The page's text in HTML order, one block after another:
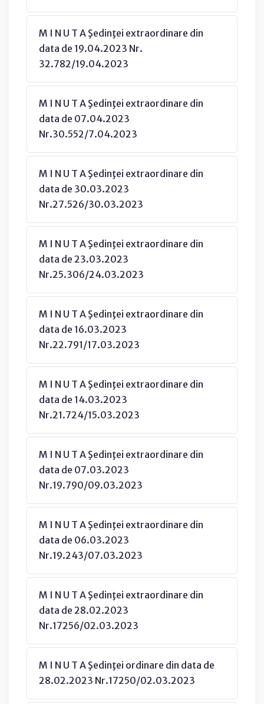
M I N U T A Şedinţei extraordinare din
data de 19.04.2023 Nr.
32.782/19.04.2023
M I N U T A Şedinţei extraordinare din
data de 07.04.2023
Nr.30.552/7.04.2023
M I N U T A Şedinţei extraordinare din
data de 30.03.2023
Nr.27.526/30.03.2023
M I N U T A Şedinţei extraordinare din
data de 23.03.2023
Nr.25.306/24.03.2023
M I N U T A Şedinţei extraordinare din
data de 16.03.2023
Nr.22.791/17.03.2023
M I N U T A Şedinţei extraordinare din
data de 14.03.2023
Nr.21.724/15.03.2023
M I N U T A Şedinţei extraordinare din
data de 07.03.2023
Nr.19.790/09.03.2023
M I N U T A Şedinţei extraordinare din
data de 06.03.2023
Nr.19.243/07.03.2023
M I N U T A Şedinţei extraordinare din
data de 28.02.2023
Nr.17256/02.03.2023
M I N U T A Şedinţei ordinare din data de
28.02.2023 Nr.17250/02.03.2023